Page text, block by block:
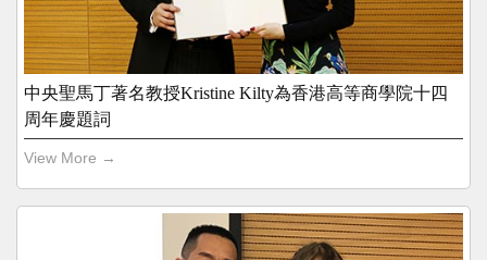
中央聖馬丁著名教授Kristine Kilty為香港高等商學院十四
周年慶題詞
View More →